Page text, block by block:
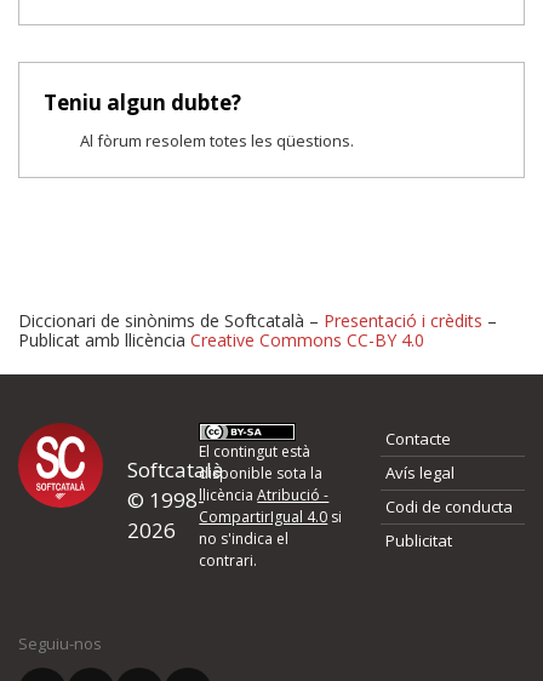
Teniu algun dubte?
Al fòrum resolem totes les qüestions.
Proposeu-nos millores o
d'errors
Si heu trobat un error o voleu proposar alguna millora, ompliu els
quina és la millora que proposeu o l'error del qual voleu informar-
Diccionari de sinònims de Softcatalà – Presentació i crèdits –
Publicat amb llicència Creative Commons CC-BY 4.0
Softcatalà
© 1998-
2026
El contingut està
disponible sota la
llicènciaAtribució -
CompartirIgual 4.0 si
no s'indica el
contrari.
Contacte
Avís legal
Codi de conducta
Publicitat
Seguiu-nos